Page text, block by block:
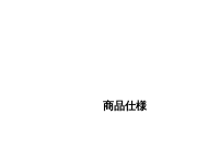
商品仕様